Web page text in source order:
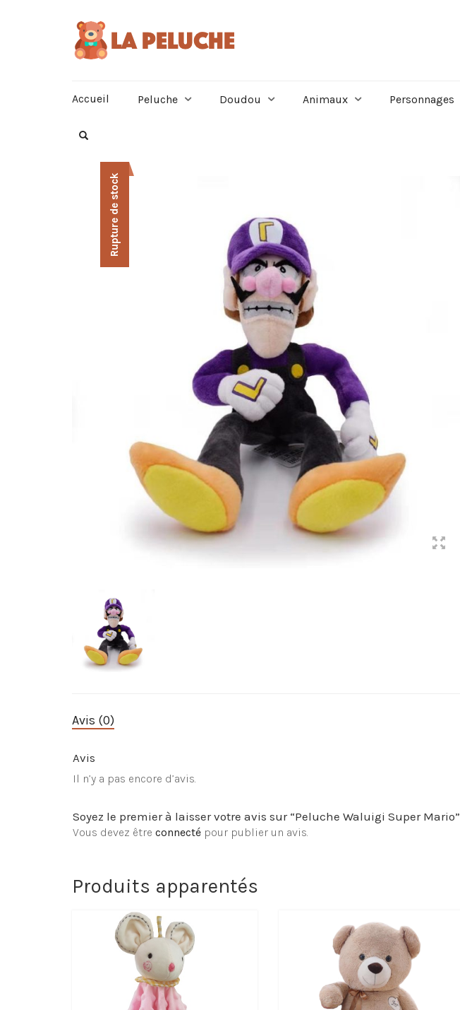
Accueil Peluche Doudou Animaux Personnages
Rupture de stock
Avis (0)
Avis
Il n’y a pas encore d’avis.
Soyez le premier à laisser votre avis sur “Peluche Waluigi Super Mario”
Vous devez être connecté pour publier un avis.
Produits apparentés